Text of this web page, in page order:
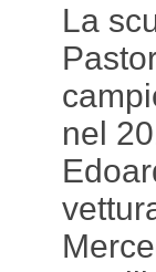
La
nel